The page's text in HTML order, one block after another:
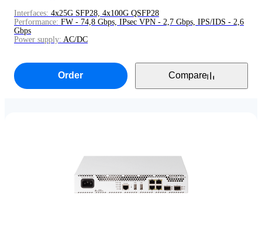
Interfaces: 4x25G SFP28, 4x100G QSFP28
Performance: FW - 74,8 Gbps, IPsec VPN - 2,7 Gbps, IPS/IDS - 2,6
Gbps
Power supply: AC/DC
Order Compare